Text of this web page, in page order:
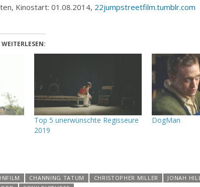
Kinostart: 01.08.2014, 22jumpstreetfilm.tumblr.com
Top 5 unerwünschte Regisseure
2019
DogMan
CHANNING TATUM CHRISTOPHER MILLER JONAH HILL